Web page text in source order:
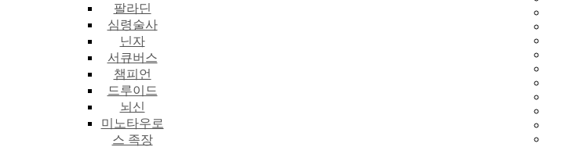
팔라딘
심령술사
닌자
서큐버스
챔피언
드루이드
뇌신
미노타우로
스 족장